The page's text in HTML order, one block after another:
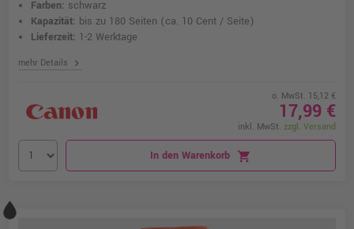
Farben: schwarz
Kapazität: bis zu 180 Seiten (ca. 10 Cent / Seite)
Lieferzeit: 1-2 Werktage
mehr Details chevron_right
o. MwSt. 15,12 €
17,99 €
inkl. MwSt. zzgl. Versand
In den Warenkorb shopping_cart